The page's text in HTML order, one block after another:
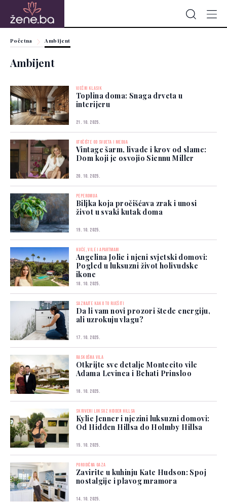
Početna Ambijent
Ambijent
VJEČNI KLASIK
Toplina doma: Snaga drveta u
interijeru
21. 10. 2025.
UTOČIŠTE OD SVIJETA I MEDIJA
Vintage šarm, livade i krov od slame:
Dom koji je osvojio Siennu Miller
20. 10. 2025.
PEPEROMIJA
Biljka koja pročišćava zrak i unosi
život u svaki kutak doma
19. 10. 2025.
KUĆE, VILE I APARTMANI
Angelina Jolie i njeni svjetski domovi:
Pogled u luksuzni život holivudske
ikone
18. 10. 2025.
SAZNAJTE KAKO TO RIJEŠITI
Da li vam novi prozori štede energiju,
ali uzrokuju vlagu?
17. 10. 2025.
RASKOŠNA VILA
Otkrijte sve detalje Montecito vile
Adama Levinea i Behati Prinsloo
16. 10. 2025.
SKRIVENI LUKSUZ HIDDEN HILLSA
Kylie Jenner i njezini luksuzni domovi:
Od Hidden Hillsa do Holmby Hillsa
15. 10. 2025.
PORODIČNA OAZA
Zavirite u kuhinju Kate Hudson: Spoj
nostalgije i plavog mramora
14. 10. 2025.